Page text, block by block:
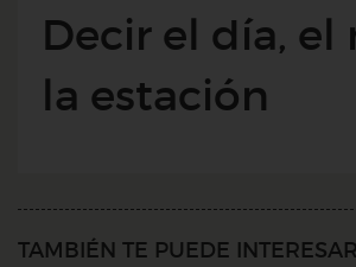
Decir el día, el
la estación
TAMBIÉN TE PUEDE INTERESAR